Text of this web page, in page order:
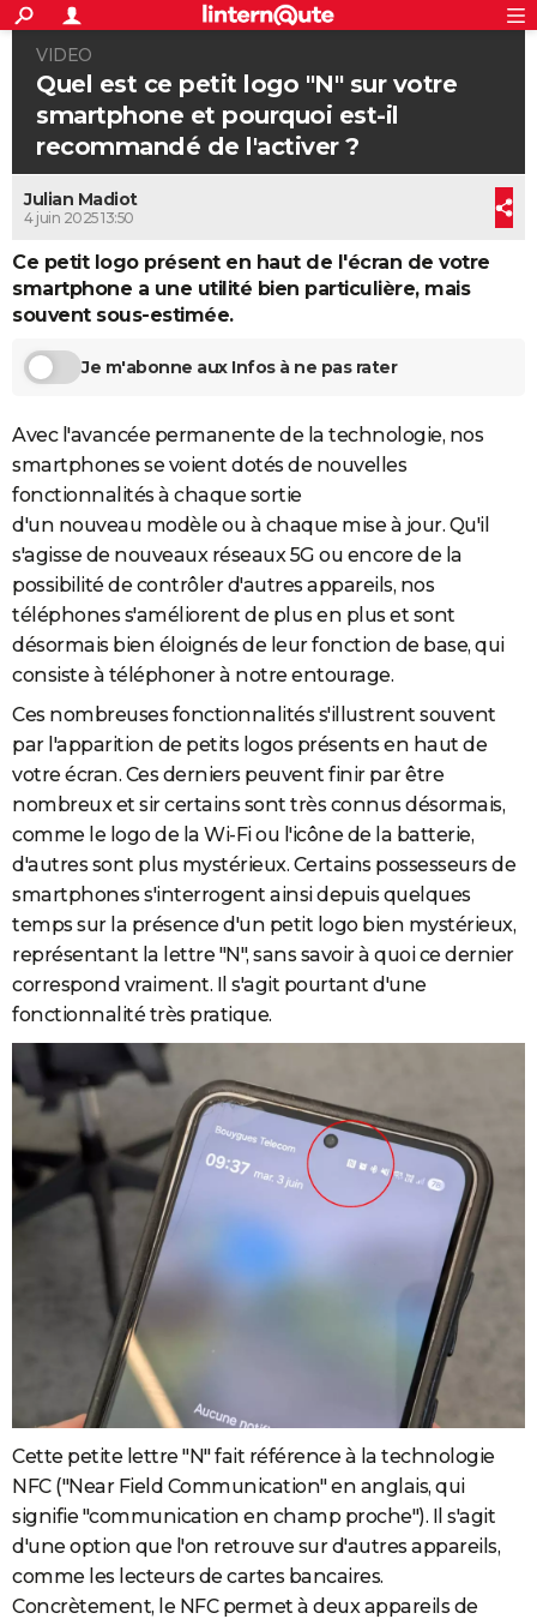
ACTUALITÉS
SPORT
Coupe du monde 2026
Football
Tennis
Cyclisme
Rugby
Forum
CULTURE
FINANCE
Retraite
Impôts
Epargne
Immobilier
Risques naturels par ville
Banque
Assurance
Crédit
AUTO
Essais
Réserver un essai
Citadines
Berlines
SUV
Forum auto
+
HIGH-TECH
Mobiles
Meilleur smartphone
Internet
Ordinateurs
Jeux vidéo
Guide high-tech
+
BRICOLAGE
Forum
Aménagement intérieur
Extérieur
Cuisine
Salle de bains
Jardinage
Rangement
WEEK-END
Art de vivre
Bien-être
Loisirs
Mode
Modes de vie
+SANTE
Alimentation
Guide de la santé
Maladies
Médicaments
Sommeil
VOYAGE
Destinations
City break
Voyage nature
Voyage de noces
Forum
Climat
+
PHOTO
GUIDES D'ACHAT
BONS PLANS
CARTE DE VOEUX
Carte de Noël
Carte Bonne année
Carte Saint-Valentin
Carte Pâques
Carte d'anniversaire
DICTIONNAIRE
Dictionnaire
Biographies
Citations
Expressions
Proverbes
PROGRAMME TV
COPAINS D'AVANT
S'inscrire
Se connecter
Lycées
Collèges
Primaires
Universités
Entreprises
Service militaire
Avis de recherche
AVIS DE DÉCÈS
FORUM
Bricolage
Culture
Television
Voyage
VIDEO
Quel est ce petit logo "N" sur votre
smartphone et pourquoi est-il
recommandé de l'activer ?
Julian Madiot
4 juin 2025 13:50
Ce petit logo présent en haut de l'écran de votre
smartphone a une utilité bien particulière, mais
souvent sous-estimée.
Je m'abonne aux Infos à ne pas rater
Avec l'avancée permanente de la technologie, nos
smartphones se voient dotés de nouvelles
fonctionnalités à chaque sortie
d'un nouveau modèle ou à chaque mise à jour. Qu'il
s'agisse de nouveaux réseaux 5G ou encore de la
possibilité de contrôler d'autres appareils, nos
téléphones s'améliorent de plus en plus et sont
désormais bien éloignés de leur fonction de base, qui
consiste à téléphoner à notre entourage.
Ces nombreuses fonctionnalités s'illustrent souvent
par l'apparition de petits logos présents en haut de
votre écran. Ces derniers peuvent finir par être
nombreux et sir certains sont très connus désormais,
comme le logo de la Wi-Fi ou l'icône de la batterie,
d'autres sont plus mystérieux. Certains possesseurs de
smartphones s'interrogent ainsi depuis quelques
temps sur la présence d'un petit logo bien mystérieux,
représentant la lettre "N", sans savoir à quoi ce dernier
correspond vraiment. Il s'agit pourtant d'une
fonctionnalité très pratique.
Cette petite lettre "N" fait référence à la technologie
NFC ("Near Field Communication" en anglais, qui
signifie "communication en champ proche"). Il s'agit
d'une option que l'on retrouve sur d'autres appareils,
comme les lecteurs de cartes bancaires.
Concrètement, le NFC permet à deux appareils de